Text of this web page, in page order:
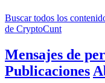
Buscar todos los
de CryptoCunt
Mensajes de
Publicaciones